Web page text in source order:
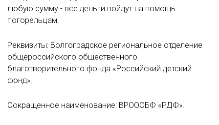
любую сумму - все деньги пойдут на помощь
погорельцам.
Реквизиты: Волгоградское региональное отделение
общероссийского общественного
благотворительного фонда «Российский детский
фонд».
Сокращенное наименование: ВРОООБФ «РДФ».